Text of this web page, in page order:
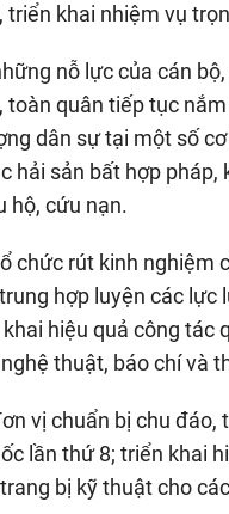
triển khai nhiệm vụ
nỗ lực của cán
toàn quân tiếp tục
dân sự tại một số
hải sản bất hợp
hộ, cứu nạn.
chức rút kinh nghiệm
hợp luyện các lực
hiệu quả công
thuật, báo chí và
vị chuẩn bị chu
lần thứ 8; triển khai
bị kỹ thuật cho